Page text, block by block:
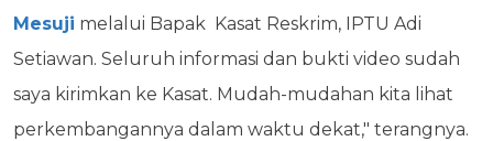
Mesuji melalui Bapak Kasat Reskrim, IPTU Adi
Setiawan. Seluruh informasi dan bukti video sudah
saya kirimkan ke Kasat. Mudah-mudahan kita lihat
perkembangannya dalam waktu dekat," terangnya.